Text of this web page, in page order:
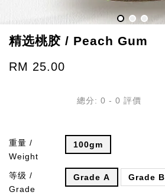
精选桃胶 / Peach Gum
RM 25.00
總分: 0 - 0 評價
重量 /
Weight
100gm
等级 /
Grade
Grade A Grade B